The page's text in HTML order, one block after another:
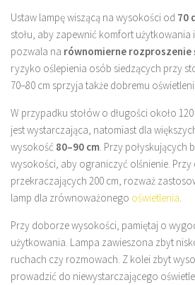
Ustaw lampę wiszącą na wysokości od 70
stołu, aby zapewnić komfort użytkowania
pozwala na równomierne rozproszenie
ryzyko oślepienia osób siedzących przy
70–80 cm sprzyja także dobremu
W przypadku stołów o długości około 120
jest wystarczająca, natomiast dla
wysokość 80–90 cm . Przy połyskujących
wysokości, aby ograniczyć olśnienie. Przy
przekraczających 200 cm, rozważ
lamp dla zrównoważonego oświetlenia
Przy doborze wysokości, pamiętaj o
użytkowania. Lampa zawieszona zbyt
ruchach czy rozmowach. Z kolei zbyt
prowadzić do niewystarczającego